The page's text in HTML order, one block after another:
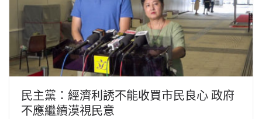
民主黨：經濟利誘不能收買市民良心 政府
不應繼續漠視民意